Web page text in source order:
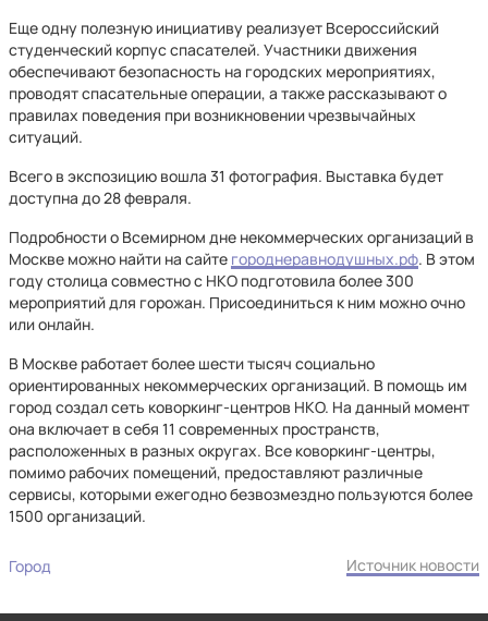
Еще одну полезную инициативу реализует Всероссийский
студенческий корпус спасателей. Участники движения
обеспечивают безопасность на городских мероприятиях,
проводят спасательные операции, а также рассказывают о
правилах поведения при возникновении чрезвычайных
ситуаций.
Всего в экспозицию вошла 31 фотография. Выставка будет
доступна до 28 февраля.
Подробности о Всемирном дне некоммерческих организаций в
Москве можно найти на сайте городнеравнодушных.рф. В этом
году столица совместно с НКО подготовила более 300
мероприятий для горожан. Присоединиться к ним можно очно
или онлайн.
В Москве работает более шести тысяч социально
ориентированных некоммерческих организаций. В помощь им
город создал сеть коворкинг-центров НКО. На данный момент
она включает в себя 11 современных пространств,
расположенных в разных округах. Все коворкинг-центры,
помимо рабочих помещений, предоставляют различные
сервисы, которыми ежегодно безвозмездно пользуются более
1500 организаций.
Город Источник новости